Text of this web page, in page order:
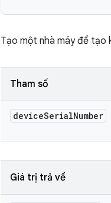
Tạo một nhà máy để tạo
Tham số
deviceSerialNumber
Giá trị trả về